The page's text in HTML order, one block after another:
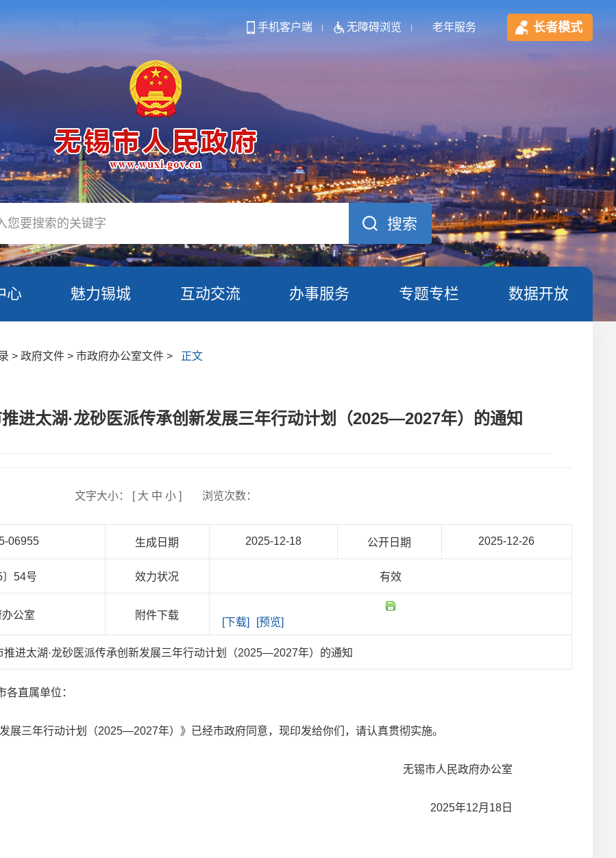
手机客户端 无障碍浏览 老年服务 长者模式
心 魅力锡城 互动交流 办事服务 专题专栏 数据开放
> 政府文件 > 市政府办公室文件 > 正文
进太湖·龙砂医派传承创新发展三年行动计划（2025—2027年）的通知
文字大小： [ 大 中 小] 浏览次数：
06955 生成日期 2025-12-18 公开日期 2025-12-26
54号 效力状况 有效
公室 附件下载
[下载] [预览]
进太湖·龙砂医派传承创新发展三年行动计划（2025—2027年）的通知
直属单位：
三年行动计划（2025—2027年）》已经市政府同意，现印发给你们，请认真贯彻实施。
无锡市人民政府办公室
2025年12月18日